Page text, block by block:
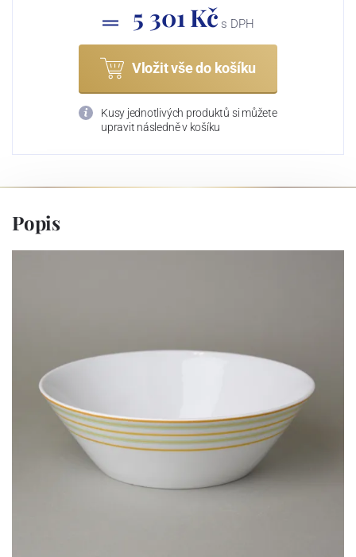
5 301 Kč s DPH
Vložit vše do košíku
Kusy jednotlivých produktů si můžete
upravit následně v košíku
Popis